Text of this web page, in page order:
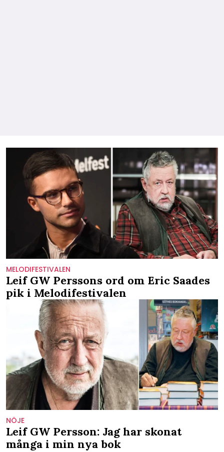
MELODIFESTIVALEN
Leif GW Perssons ord om Eric Saades
pik i Melodifestivalen
NÖJE
Leif GW Persson: Jag har skonat
många i min nya bok